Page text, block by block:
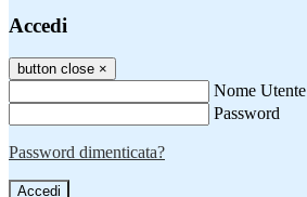
Accedi
button close ×
Nome Utente
Password
Password dimenticata?